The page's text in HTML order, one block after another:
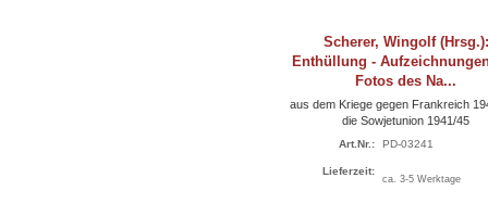
Scherer, Wingolf (Hrsg.):
Enthüllung -
Fotos des Na...
aus dem Kriege gegen Frankreich
die Sowjetunion 1941/45
Art.Nr.: PD-03241
Lieferzeit:
ca. 3-5 Werktage